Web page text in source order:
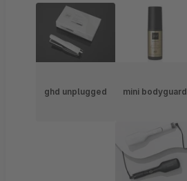
ghd unplugged mini bodyguard